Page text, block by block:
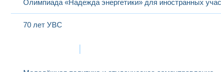
Олимпиада «Надежда энергетики» для иностранных
70 лет УВС